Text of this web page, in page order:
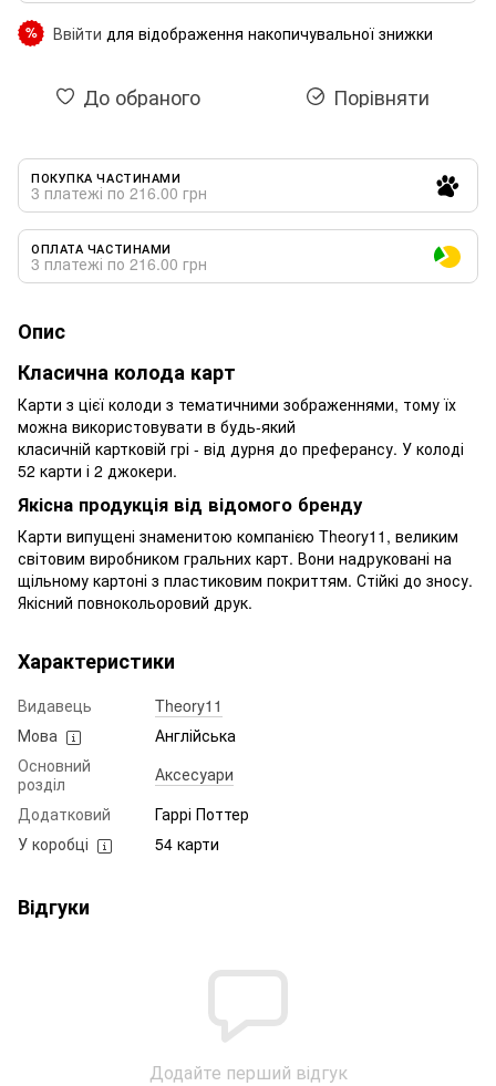
% Ввійти для відображення накопичувальної знижки
До обраного Порівняти
ПОКУПКА ЧАСТИНАМИ
3 платежі по 216.00 грн
ОПЛАТА ЧАСТИНАМИ
3 платежі по 216.00 грн
Опис
Класична колода карт
Карти з цієї колоди з тематичними зображеннями, тому їх
можна використовувати в будь-який
класичній картковій грі - від дурня до преферансу. У колоді
52 карти і 2 джокери.
Якісна продукція від відомого бренду
Карти випущені знаменитою компанією Theory11, великим
світовим виробником гральних карт. Вони надруковані на
щільному картоні з пластиковим покриттям. Стійкі до зносу.
Якісний повнокольоровий друк.
Характеристики
Видавець
Theory11
Мова
Англійська
Основний
розділ
Аксесуари
Додатковий
Гаррі Поттер
У коробці
54 карти
Відгуки
Додайте перший відгук